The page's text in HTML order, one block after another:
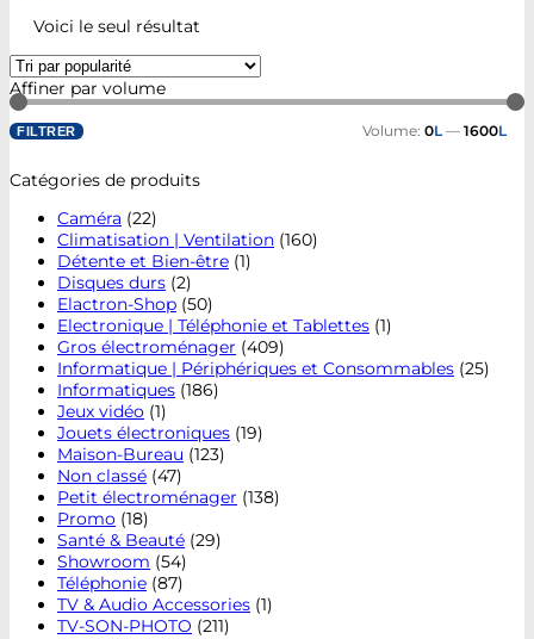
Voici le seul résultat
Affiner par volume
FILTRER Volume: 0L — 1600L
Catégories de produits
Caméra (22)
Climatisation | Ventilation (160)
Détente et Bien-être (1)
Disques durs (2)
Elactron-Shop (50)
Electronique | Téléphonie et Tablettes (1)
Gros électroménager (409)
Informatique | Périphériques et Consommables (25)
Informatiques (186)
Jeux vidéo (1)
Jouets électroniques (19)
Maison-Bureau (123)
Non classé (47)
Petit électroménager (138)
Promo (18)
Santé & Beauté (29)
Showroom (54)
Téléphonie (87)
TV & Audio Accessories (1)
TV-SON-PHOTO (211)